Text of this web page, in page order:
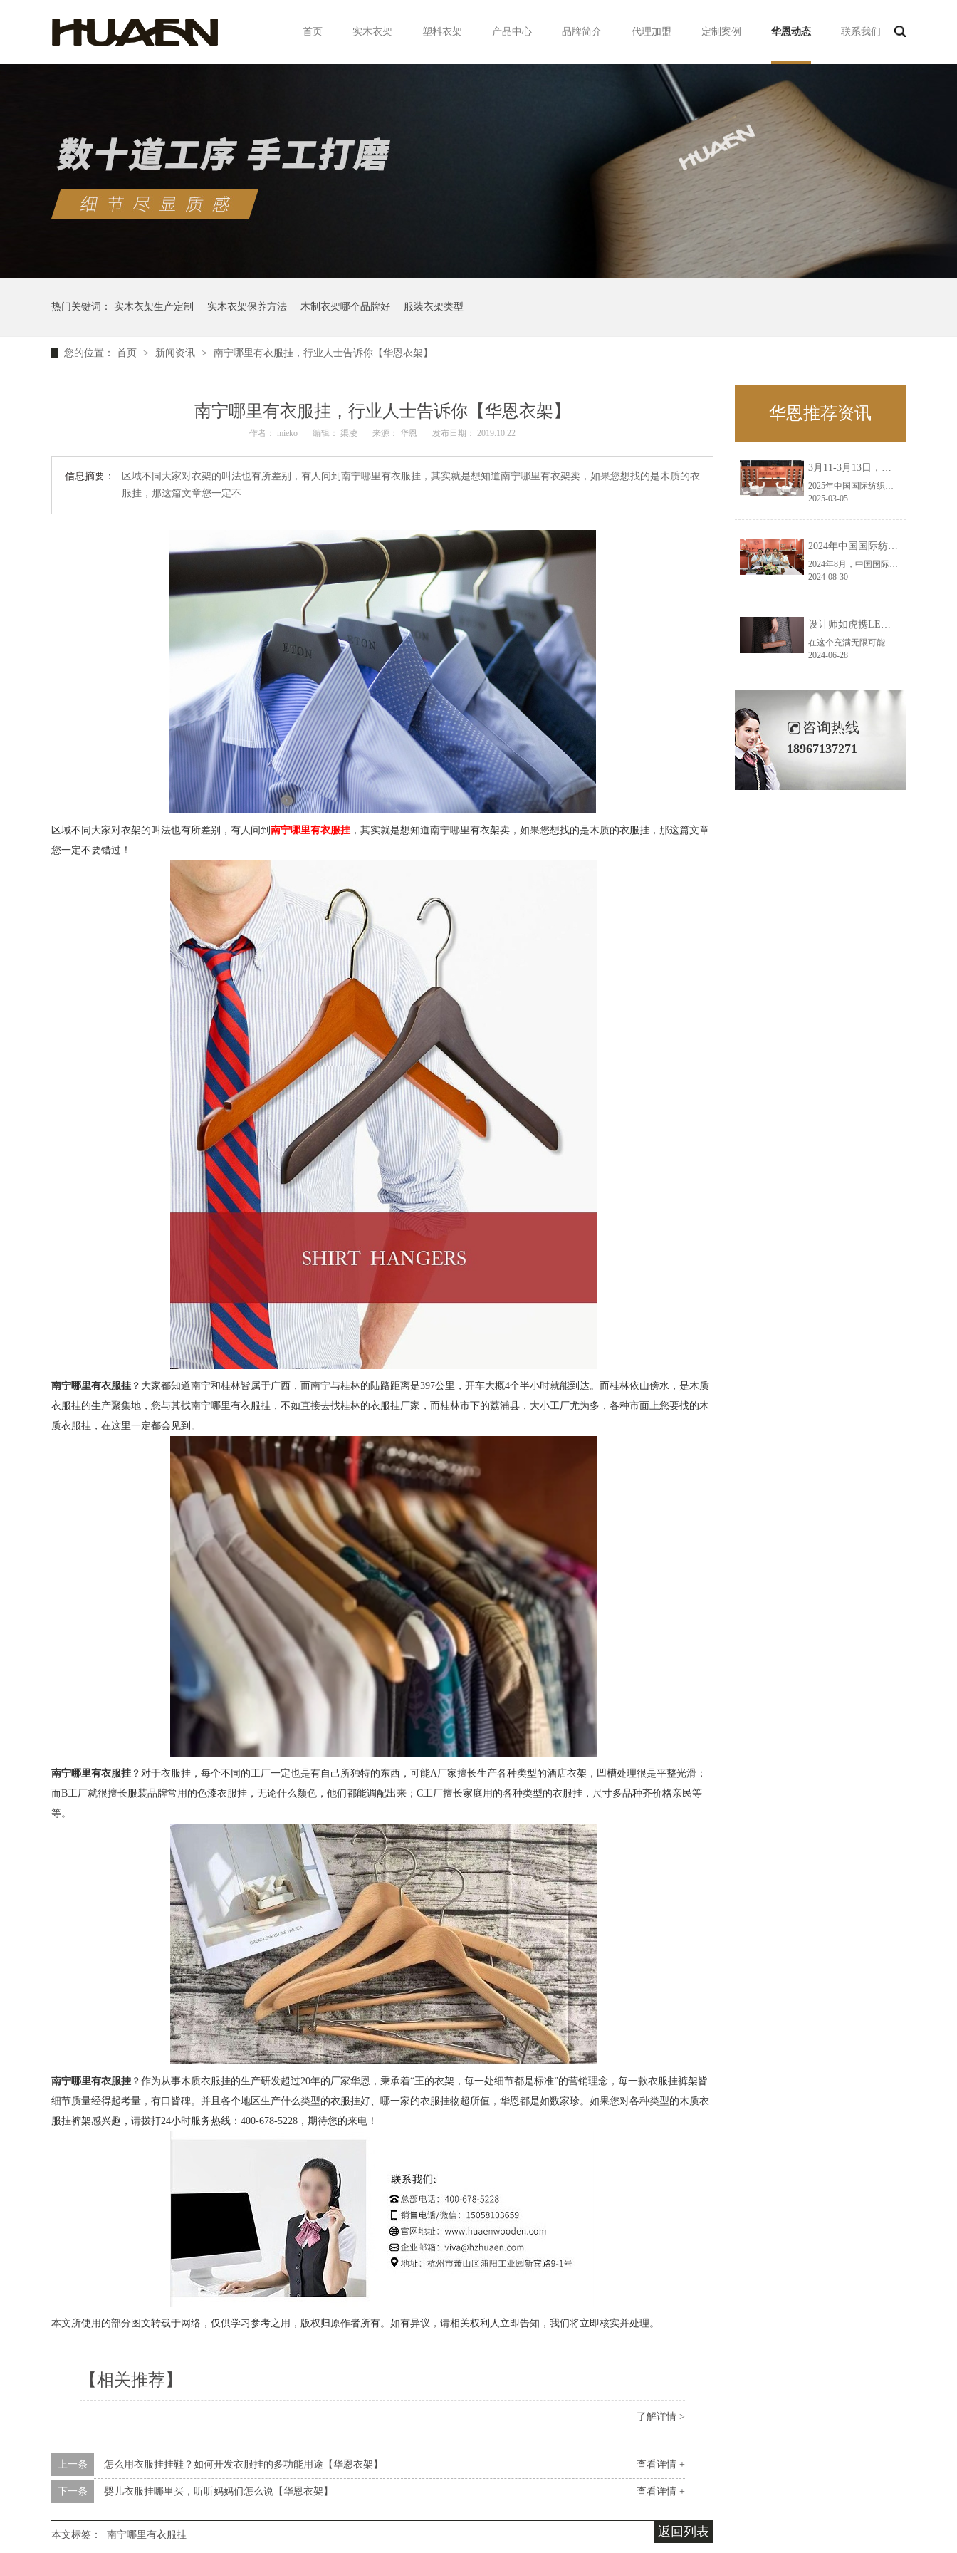
首页 实木衣架 塑料衣架 产品中心 品牌简介 代理加盟 定制案例 华恩动态 联系我们
热门关键词： 实木衣架生产定制 实木衣架保养方法 木制衣架哪个品牌好 服装衣架类型
您的位置： 首页 > 新闻资讯 > 南宁哪里有衣服挂，行业人士告诉你【华恩衣架】
南宁哪里有衣服挂，行业人士告诉你【华恩衣架】
作者： mieko 编辑： 渠凌 来源： 华恩 发布日期： 2019.10.22
信息摘要：
区域不同大家对衣架的叫法也有所差别，有人问到南宁哪里有衣服挂，其实就是想知道南宁哪里有衣架卖，如果您想找的是木质的衣
服挂，那这篇文章您一定不…
区域不同大家对衣架的叫法也有所差别，有人问到 南宁哪里有衣服挂 ，其实就是想知道南宁哪里有衣架卖，如果您想找的是木质的衣服挂，那这篇文章
您一定不要错过！
南宁哪里有衣服挂 ？大家都知道南宁和桂林皆属于广西，而南宁与桂林的陆路距离是397公里，开车大概4个半小时就能到达。而桂林依山傍水，是木质
衣服挂的生产聚集地，您与其找南宁哪里有衣服挂，不如直接去找桂林的衣服挂厂家，而桂林市下的荔浦县，大小工厂尤为多，各种市面上您要找的木
质衣服挂，在这里一定都会见到。
南宁哪里有衣服挂 ？对于衣服挂，每个不同的工厂一定也是有自己所独特的东西，可能A厂家擅长生产各种类型的酒店衣架，凹槽处理很是平整光滑；
而B工厂就很擅长服装品牌常用的色漆衣服挂，无论什么颜色，他们都能调配出来；C工厂擅长家庭用的各种类型的衣服挂，尺寸多品种齐价格亲民等
等。
南宁哪里有衣服挂 ？作为从事木质衣服挂的生产研发超过20年的厂家华恩，秉承着“王的衣架，每一处细节都是标准”的营销理念，每一款衣服挂裤架皆
细节质量经得起考量，有口皆碑。并且各个地区生产什么类型的衣服挂好、哪一家的衣服挂物超所值，华恩都是如数家珍。如果您对各种类型的木质衣
服挂裤架感兴趣，请拨打24小时服务热线：400-678-5228，期待您的来电！
本文所使用的部分图文转载于网络，仅供学习参考之用，版权归原作者所有。如有异议，请相关权利人立即告知，我们将立即核实并处理。
【相关推荐】
了解详情 >
查看详情 +
上一条 怎么用衣服挂挂鞋？如何开发衣服挂的多功能用途【华恩衣架】
查看详情 +
下一条 婴儿衣服挂哪里买，听听妈妈们怎么说【华恩衣架】
返回列表
本文标签： 南宁哪里有衣服挂
华恩推荐资讯
3月11-3月13日，华恩诚邀您共赴上海面辅料春夏展——华恩
2025年中国国际纺织面料及辅料（春夏）博览会即将盛大开启！感谢您对华恩品牌的关注！3.11-3.13，杭州华恩（LEMONLEE）诚邀您共赴这场春日的宴会！
2025-03-05
2024年中国国际纺织面料及辅料（秋冬）博览会完美收官！——华恩
2024年8月，中国国际纺织面料及辅料（秋冬）博览会完美收官！作为一家拥有30年历史的专业衣架制造商，我们非常荣幸能够参与这一盛会，并在此期间与众多客户进行了广泛而深入的交流。
2024-08-30
设计师如虎携LEMONLEE红雪松礼盒荣获第六届未来·已来香港新锐当代设计奖铜奖
在这个充满无限可能的2024年夏季，LEMONLEE品牌设计师如虎以其非凡的创意与对自然的深刻理解，精心打造的红雪松木球礼盒，在“2024未来·已来——第六届香港新锐当代设计奖”中摘得铜奖。这不仅是对设计师如虎原创设计能力的嘉奖，更是对LEMONLEE品牌的高度认可。
2024-06-28
咨询热线
18967137271